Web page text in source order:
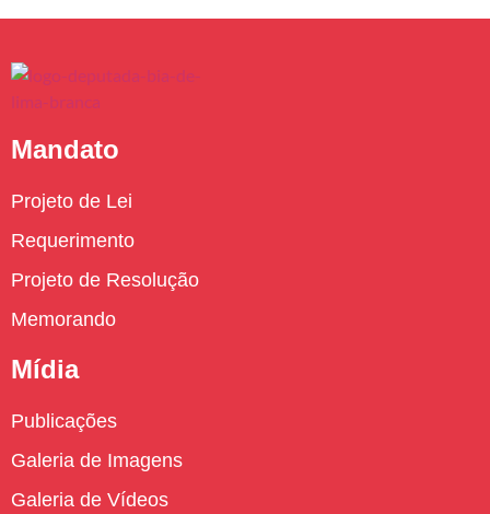
Mandato
Projeto de Lei
Requerimento
Projeto de Resolução
Memorando
Mídia
Publicações
Galeria de Imagens
Galeria de Vídeos